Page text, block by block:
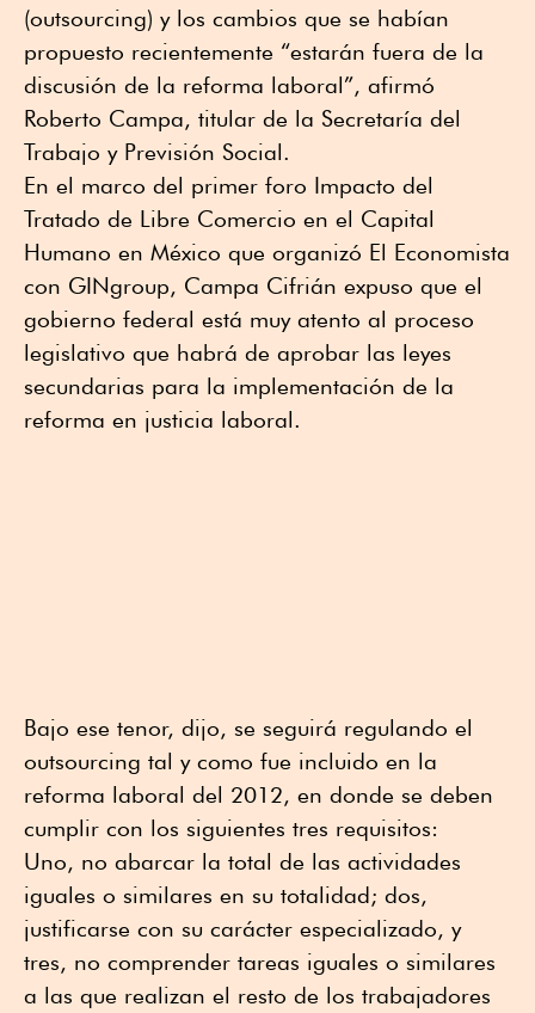
(outsourcing) y los cambios que se habían
propuesto recientemente “estarán fuera de la
discusión de la reforma laboral”, afirmó
Roberto Campa, titular de la Secretaría del
Trabajo y Previsión Social.
En el marco del primer foro Impacto del
Tratado de Libre Comercio en el Capital
Humano en México que organizó El Economista
con GINgroup, Campa Cifrián expuso que el
gobierno federal está muy atento al proceso
legislativo que habrá de aprobar las leyes
secundarias para la implementación de la
reforma en justicia laboral.
Bajo ese tenor, dijo, se seguirá regulando el
outsourcing tal y como fue incluido en la
reforma laboral del 2012, en donde se deben
cumplir con los siguientes tres requisitos:
Uno, no abarcar la total de las actividades
iguales o similares en su totalidad; dos,
justificarse con su carácter especializado, y
tres, no comprender tareas iguales o similares
a las que realizan el resto de los trabajadores